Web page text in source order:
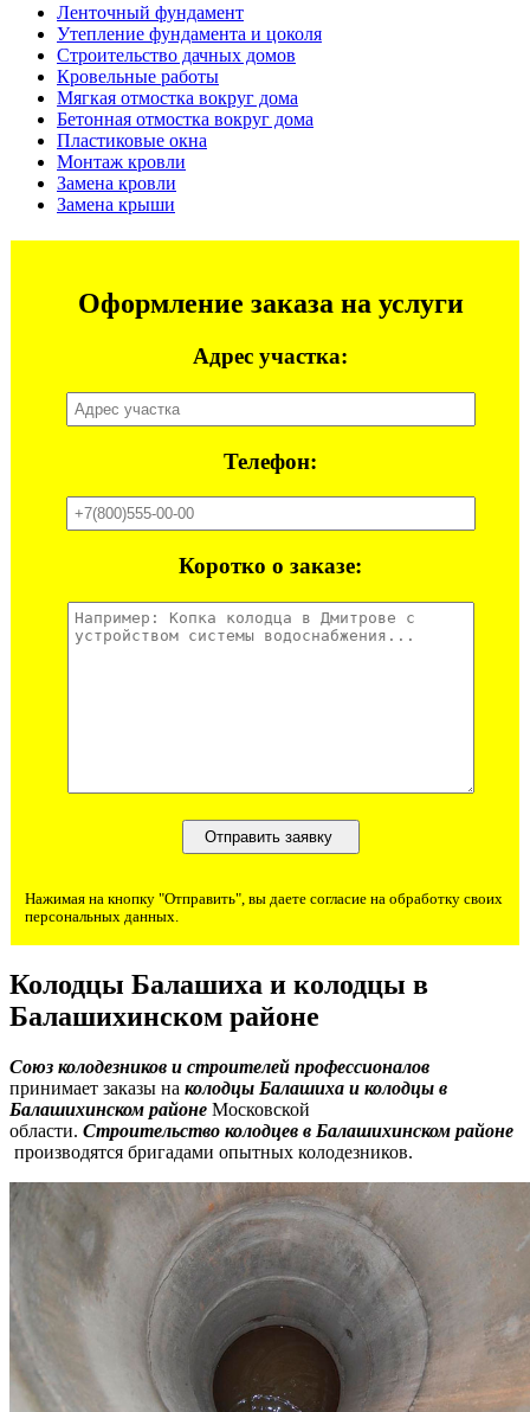
Ленточный фундамент
Утепление фундамента и цоколя
Строительство дачных домов
Кровельные работы
Мягкая отмостка вокруг дома
Бетонная отмостка вокруг дома
Пластиковые окна
Монтаж кровли
Замена кровли
Замена крыши
Оформление заказа на услуги
Адрес участка:
Телефон:
Коротко о заказе:
Нажимая на кнопку "Отправить", вы даете согласие на обработку своих
персональных данных.
Колодцы Балашиха и колодцы в
Балашихинском районе
Союз колодезников и строителей профессионалов
принимает заказы на колодцы Балашиха и колодцы в
Балашихинском районе Московской
области. Строительство колодцев в Балашихинском районе
производятся бригадами опытных колодезников.